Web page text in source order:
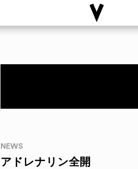
NEWS
アドレナリン全開